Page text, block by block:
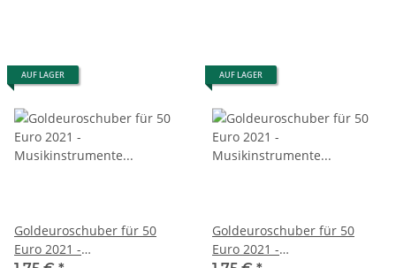
AUF LAGER
Goldeuroschuber für 50
Euro 2021 -
AUF LAGER
Goldeuroschuber für 50
Euro 2021 -